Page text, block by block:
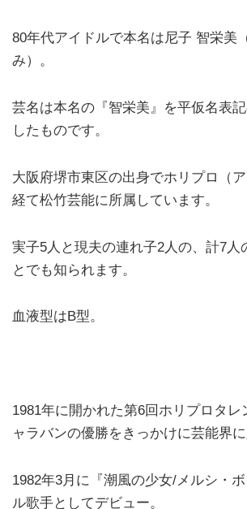
80年代アイドルで本名は尼子 智栄美
み）。
芸名は本名の『智栄美』を平仮名表
したものです。
大阪府堺市東区の出身でホリプロ（
経て松竹芸能に所属しています。
実子5人と現夫の連れ子2人の、計7人
とでも知られます。
血液型はB型。
1981年に開かれた第6回ホリプロタレ
ャラバンの優勝をきっかけに芸能界に
1982年3月に『潮風の少女/メルシ・
ル歌手としてデビュー。